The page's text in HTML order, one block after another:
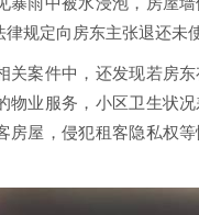
规定向房东主张退还未
关案件中，还发现若房
物业服务，小区卫生状
房屋，侵犯租客隐私权